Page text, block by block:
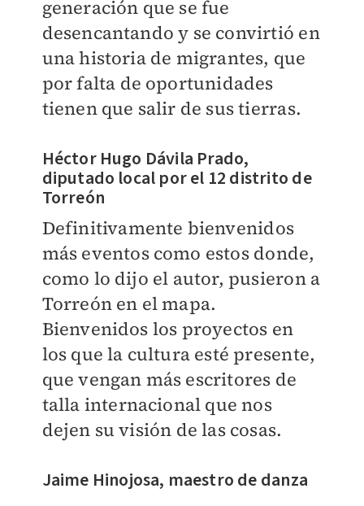
generación que se fue
desencantando y se convirtió en
una historia de migrantes, que
por falta de oportunidades
tienen que salir de sus tierras.
Héctor Hugo Dávila Prado,
diputado local por el 12 distrito de
Torreón
Definitivamente bienvenidos
más eventos como estos donde,
como lo dijo el autor, pusieron a
Torreón en el mapa.
Bienvenidos los proyectos en
los que la cultura esté presente,
que vengan más escritores de
talla internacional que nos
dejen su visión de las cosas.
Jaime Hinojosa, maestro de danza